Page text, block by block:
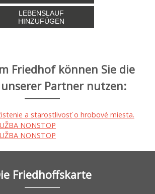
LEBENSLAUF
HINZUFÜGEN
Friedhof können Sie die
Partner nutzen:
Friedhoffskarte